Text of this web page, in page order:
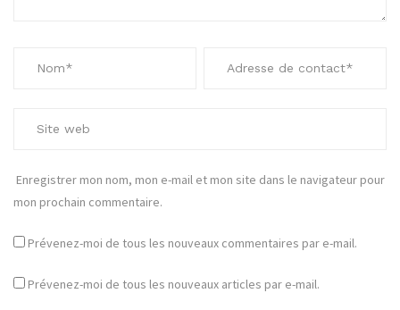
Enregistrer mon nom, mon e-mail et mon site dans le navigateur pour
mon prochain commentaire.
Prévenez-moi de tous les nouveaux commentaires par e-mail.
Prévenez-moi de tous les nouveaux articles par e-mail.